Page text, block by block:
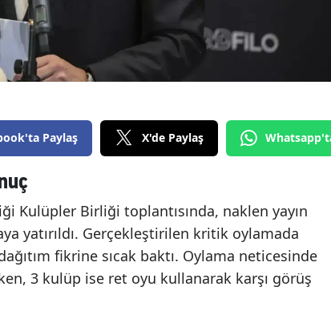
Paylaş X'de Paylaş
Kulüpler Birliği toplantısında, naklen yayın
yatırıldı. Gerçekleştirilen kritik oylamada
fikrine sıcak baktı. Oylama neticesinde
3 kulüp ise ret oyu kullanarak karşı görüş